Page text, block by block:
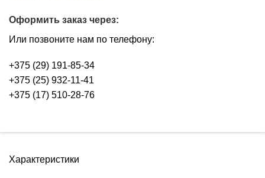
Оформить заказ через:
Или позвоните нам по телефону:
+375 (29) 191-85-34
+375 (25) 932-11-41
+375 (17) 510-28-76
Характеристики